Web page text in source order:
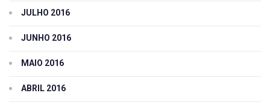
JULHO 2016
JUNHO 2016
MAIO 2016
ABRIL 2016